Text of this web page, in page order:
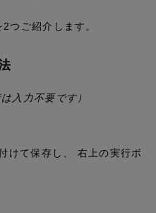
つご紹介します。
入力不要です）
けて保存し、 右上の実行ボ